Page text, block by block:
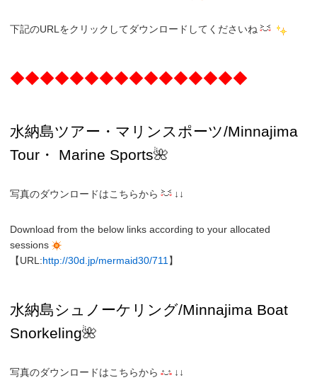
下記のURLをクリックしてダウンロードしてくださいね
◆◆◆◆◆◆◆◆◆◆◆◆◆◆◆◆
水納島ツアー・ マリンスポーツ/Minnajima
Tour・
Marine Sports🌺
写真のダウンロードはこちらから ↓↓
Download from the below links according to your allocated
sessions
【URL:http://30d.jp/mermaid30/711 】
水納島シュノーケリング/Minnajima Boat
Snorkeling🌺
写真のダウンロードはこちらから ↓↓